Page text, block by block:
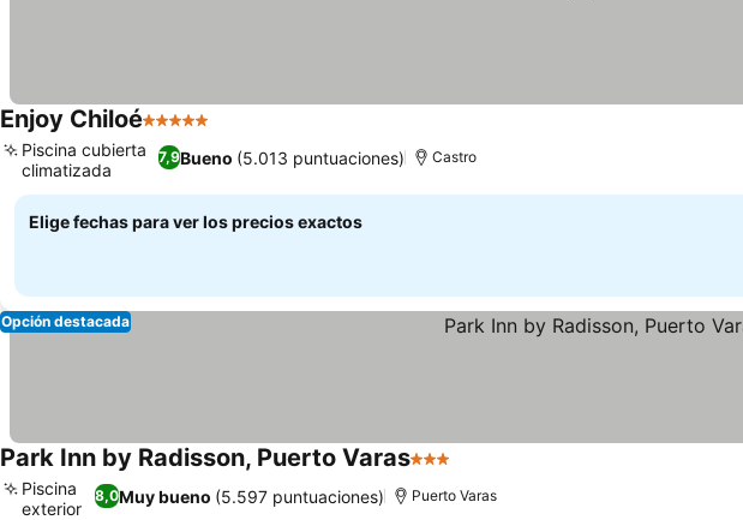
Enjoy Chiloé5 Estrellas
7,9Bueno (5.013 puntuaciones)
Piscina cubierta
climatizada
Castro
Elige fechas para ver los precios exactos
Opción destacada
Park Inn by Radisson, Puerto Varas3 Estrellas
8,0Muy bueno (5.597 puntuaciones)
Piscina
exterior
Puerto Varas